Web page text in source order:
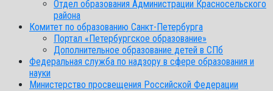
Отдел образования Администрации Красносельского
района
Комитет по образованию Санкт-Петербурга
Портал «Петербургское образование»
Дополнительное образование детей в СПб
Федеральная служба по надзору в сфере образования и
науки
Министерство просвещения Российской Федерации